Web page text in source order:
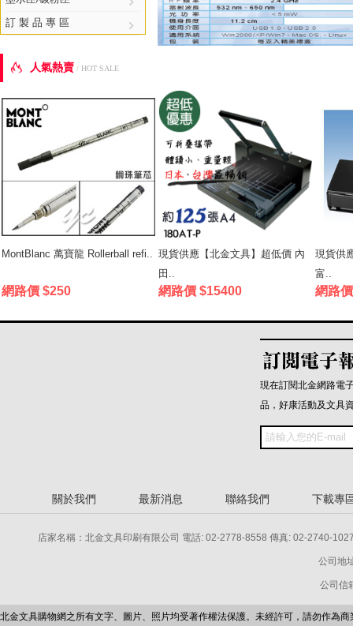
訂 製 品 專 區
 人氣熱賣 / HOT SALE
MontBlanc 萬寶龍 Rollerball refi..
網路價 $250
現貨供應【北金文具】超低價 內
田..
網路價 $15400
現貨供
富..
網路
現在訂閱北金網路電
品，好康活動及文具
關於我們 最新消息 聯絡我們 下載專
店家名稱：北金文具印刷有限公司 電話: 02-2778-8558 傳真: 02-2740-
公司地
公司信
北金文具購物網之所有文字、圖片、照片均受著作權法保護。未經許可，請勿作為商